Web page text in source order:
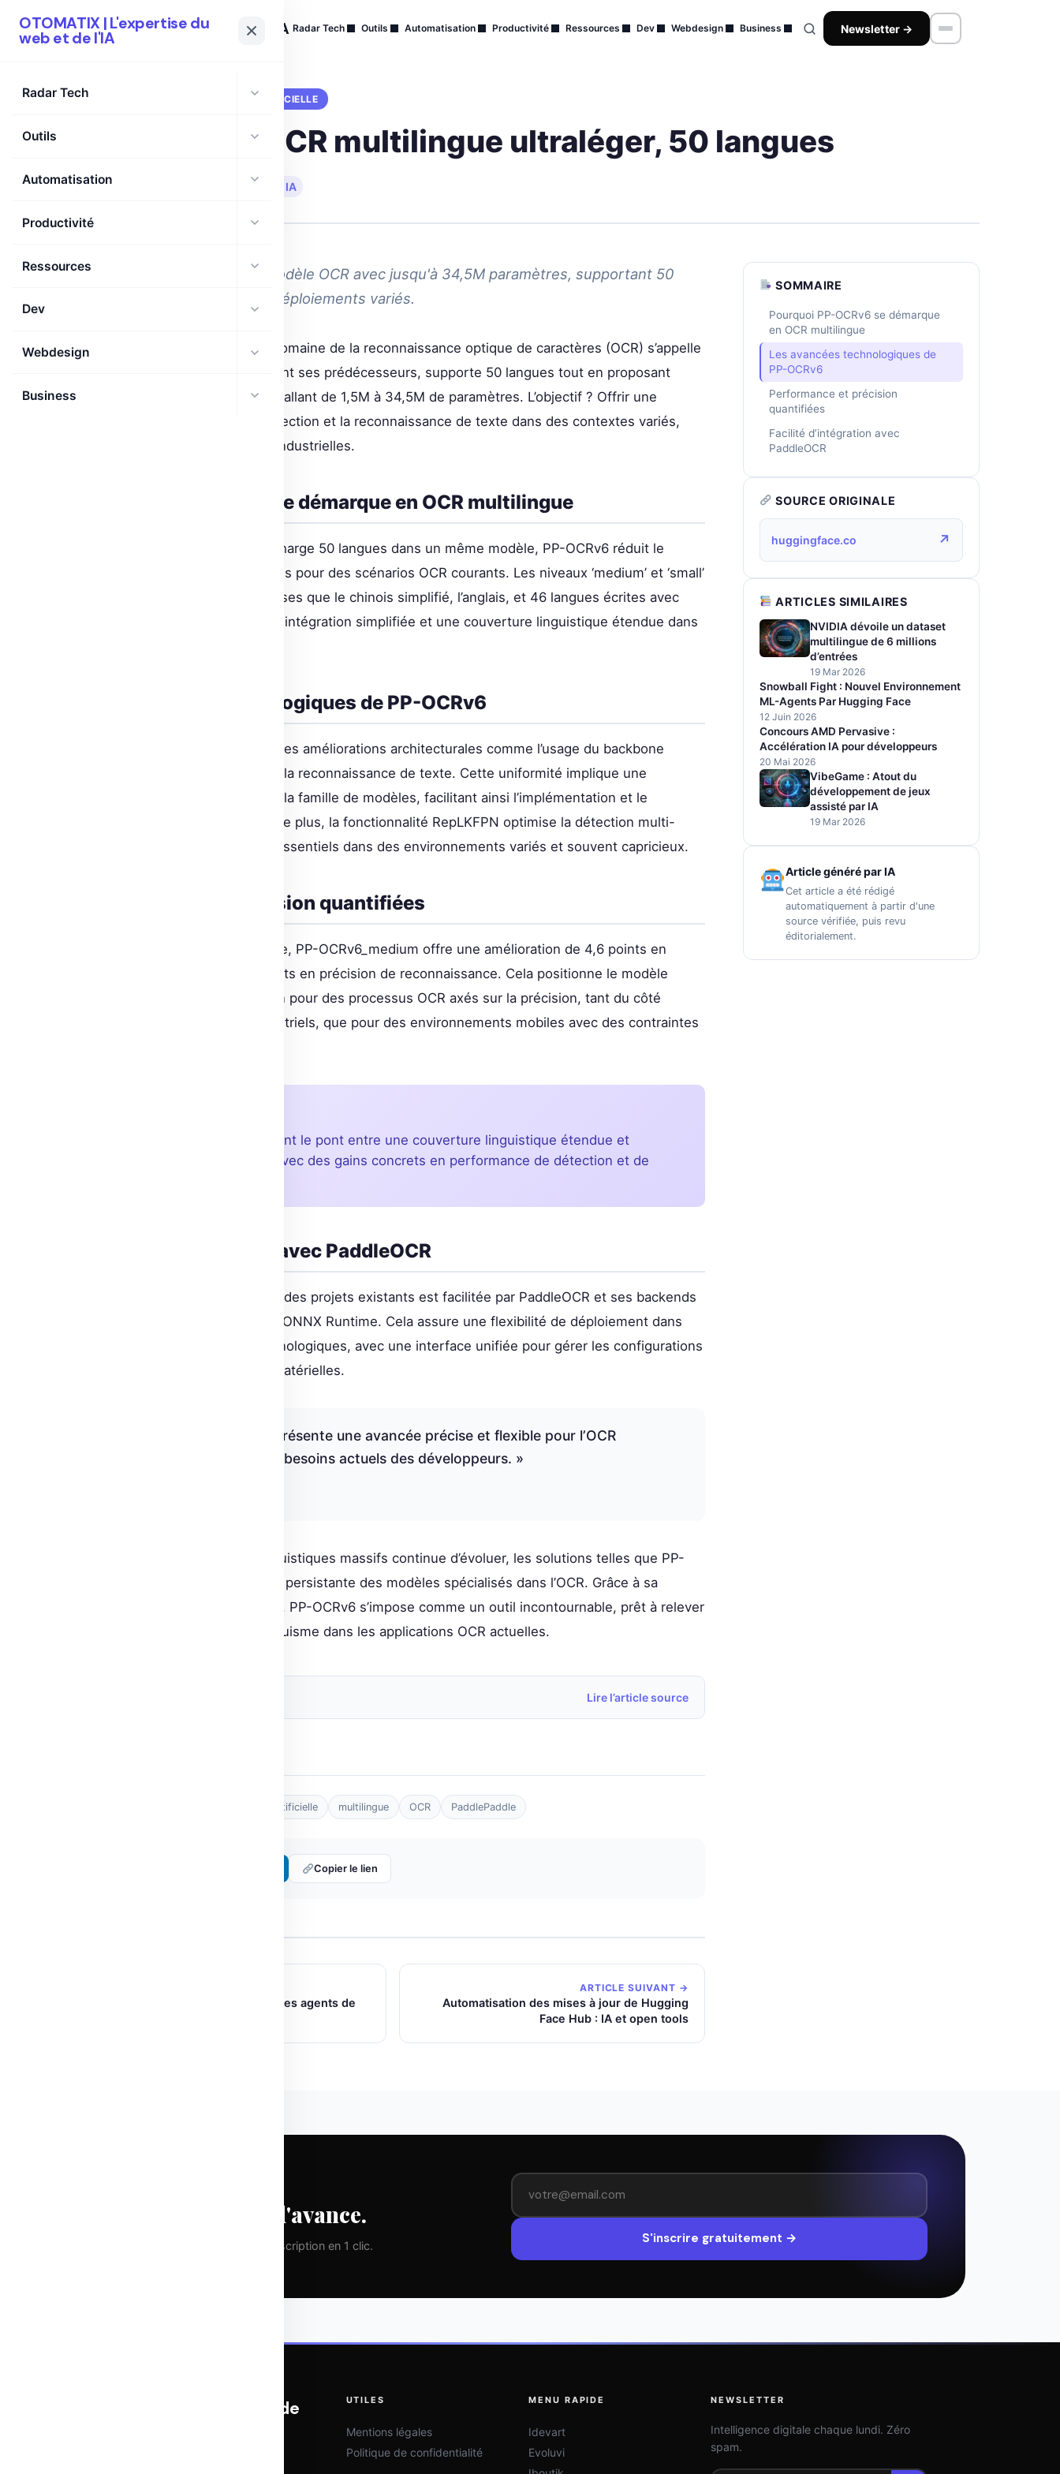
OTOMATIX| L'expertise du web et de l'IA Radar Tech Outils Automatisation Productivité Ressources Dev Webdesign Business Newsletter →
OTOMATIX | L'expertise du
web et de l'IA
Radar Tech
Outils
Automatisation
Productivité
Ressources
Dev
Webdesign
Business
INTELLIGENCE ARTIFICIELLE
PP-OCRv6 : OCR multilingue ultraléger, 50 langues
🗓 22 Juin 2026 ⏱ 6 min de lecture IA
Découvre PP-OCRv6, le modèle OCR avec jusqu'à 34,5M paramètres, supportant 50
langues et optimisé pour déploiements variés.
La dernière innovation dans le domaine de la reconnaissance optique de caractères (OCR) s’appelle
PP-OCRv6. Ce modèle, dépassant ses prédécesseurs, supporte 50 langues tout en proposant
différents niveaux de capacités, allant de 1,5M à 34,5M de paramètres. L’objectif ? Offrir une
précision sans pareil dans la détection et la reconnaissance de texte dans des contextes variés,
des documents aux étiquettes industrielles.
Pourquoi PP-OCRv6 se démarque en OCR multilingue
Avec sa capacité à prendre en charge 50 langues dans un même modèle, PP-OCRv6 réduit le
besoin de déploiements multiples pour des scénarios OCR courants. Les niveaux ‘medium’ et ‘small’
incluent des langues aussi diverses que le chinois simplifié, l’anglais, et 46 langues écrites avec
l’alphabet latin. Cela permet une intégration simplifiée et une couverture linguistique étendue dans
Les avancées technologiques de PP-OCRv6
Le modèle PP-OCRv6 introduit des améliorations architecturales comme l’usage du backbone
PPLCNetV4 pour la détection et la reconnaissance de texte. Cette uniformité implique une
cohérence structurelle à travers la famille de modèles, facilitant ainsi l’implémentation et le
déploiement à grande échelle. De plus, la fonctionnalité RepLKFPN optimise la détection multi-
échelle des textes complexes, essentiels dans des environnements variés et souvent capricieux.
Performance et précision quantifiées
Comparé à la version précédente, PP-OCRv6_medium offre une amélioration de 4,6 points en
détection de texte et de 5,1 points en précision de reconnaissance. Cela positionne le modèle
comme un choix de premier plan pour des processus OCR axés sur la précision, tant du côté
serveur pour des pipelines industriels, que pour des environnements mobiles avec des contraintes
PP-OCRv6 fait fructueusement le pont entre une couverture linguistique étendue et
l’efficacité de déploiement, avec des gains concrets en performance de détection et de
Facilité d’intégration avec PaddleOCR
L’intégration de PP-OCRv6 dans des projets existants est facilitée par PaddleOCR et ses backends
variés, incluant Transformers et ONNX Runtime. Cela assure une flexibilité de déploiement dans
différents environnements technologiques, avec une interface unifiée pour gérer les configurations
spécifiques ou les contraintes matérielles.
« Le modèle PP-OCRv6 représente une avancée précise et flexible pour l’OCR
multilingue, répondant aux besoins actuels des développeurs. »
Alors que l’ère des modèles linguistiques massifs continue d’évoluer, les solutions telles que PP-
OCRv6 démontrent l’importance persistante des modèles spécialisés dans l’OCR. Grâce à sa
modularité et sa haute précision, PP-OCRv6 s’impose comme un outil incontournable, prêt à relever
les défis complexes du multilinguisme dans les applications OCR actuelles.
Lire l’article source
Intelligence artificielle multilingue OCR PaddlePaddle
Copier le lien
MosaicLeaks : La confidentialité des agents de
ARTICLE SUIVANT →
Automatisation des mises à jour de Hugging
Face Hub : IA et open tools
SOMMAIRE
Pourquoi PP-OCRv6 se démarque
en OCR multilingue
Les avancées technologiques de
PP-OCRv6
Performance et précision
quantifiées
Facilité d’intégration avec
PaddleOCR
SOURCE ORIGINALE
huggingface.co ↗
ARTICLES SIMILAIRES
NVIDIA dévoile un dataset
multilingue de 6 millions
d’entrées
19 Mar 2026
Snowball Fight : Nouvel Environnement
ML-Agents Par Hugging Face
12 Juin 2026
Concours AMD Pervasive :
Accélération IA pour développeurs
20 Mai 2026
VibeGame : Atout du
développement de jeux
assisté par IA
19 Mar 2026
Article généré par IA
Cet article a été rédigé
automatiquement à partir d'une
source vérifiée, puis revu
éditorialement.
Prenez une longueur d'avance.
Pas de spam. Que de la valeur pure. Désinscription en 1 clic. S'inscrire gratuitement →
OTOMATIX | L'expertise du web et de
UTILES
Mentions légales
Politique de confidentialité
MENU RAPIDE
Idevart
Evoluvi
NEWSLETTER
Intelligence digitale chaque lundi. Zéro
spam.